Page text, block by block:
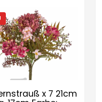
x 7 21cm